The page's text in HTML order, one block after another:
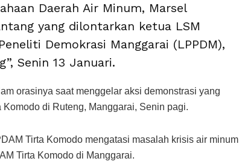
Daerah Air Minum, Marsel
yang dilontarkan ketua LSM
Demokrasi Manggarai (LPPDM),
Senin 13 Januari.
orasinya saat menggelar aksi demonstrasi yang
di Ruteng, Manggarai, Senin pagi.
Tirta Komodo mengatasi masalah krisis air minum
Tirta Komodo di Manggarai.